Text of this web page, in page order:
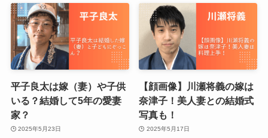
平子良太は嫁（妻）や子供
いる？結婚して5年の愛妻
家？
2025年5月23日
【顔画像】川瀬将義の嫁は
奈津子！美人妻との結婚式
写真も！
2025年5月17日